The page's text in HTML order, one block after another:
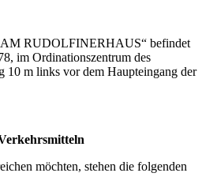
RUDOLFINERHAUS“ befindet
im Ordinationszentrum des
10 m links vor dem Haupteingang der
möchten, stehen die folgenden